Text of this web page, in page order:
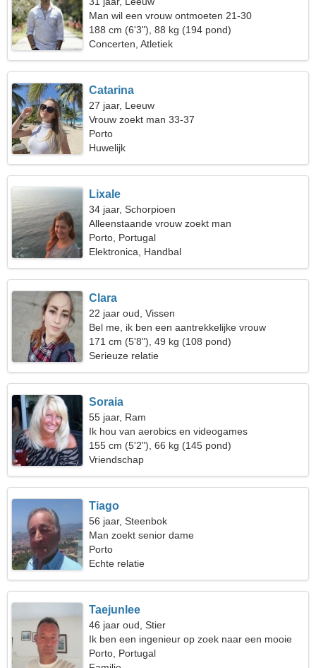
Man wil een vrouw ontmoeten 21-30
188 cm (6'3"), 88 kg (194 pond)
Concerten, Atletiek
Catarina
27 jaar, Leeuw
Vrouw zoekt man 33-37
Porto
Huwelijk
Lixale
34 jaar, Schorpioen
Alleenstaande vrouw zoekt man
Porto, Portugal
Elektronica, Handbal
Clara
22 jaar oud, Vissen
Bel me, ik ben een aantrekkelijke vrouw
171 cm (5'8"), 49 kg (108 pond)
Serieuze relatie
Soraia
55 jaar, Ram
Ik hou van aerobics en videogames
155 cm (5'2"), 66 kg (145 pond)
Vriendschap
Tiago
56 jaar, Steenbok
Man zoekt senior dame
Porto
Echte relatie
Taejunlee
46 jaar oud, Stier
Ik ben een ingenieur op zoek naar een mooie
vrouw
Porto, Portugal